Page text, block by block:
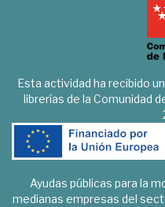
Esta actividad ha recibido
librerías de la Comunidad
Ayudas públicas para la
medianas empresas del